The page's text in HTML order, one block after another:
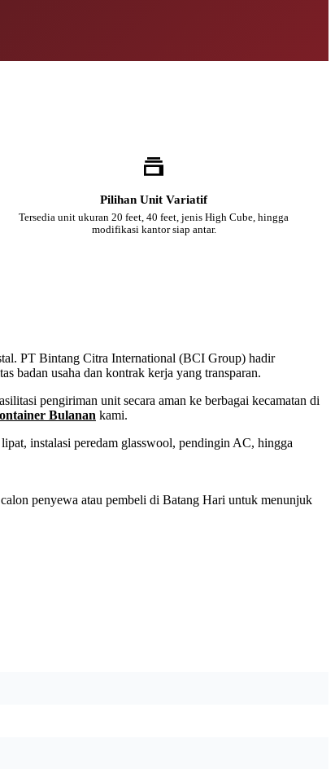
Pilihan Unit Variatif
Tersedia unit ukuran 20 feet, 40 feet, jenis High Cube, hingga
modifikasi kantor siap antar.
PT Bintang Citra International (BCI Group) hadir
badan usaha dan kontrak kerja yang transparan.
pengiriman unit secara aman ke berbagai kecamatan di
Bulanan kami.
instalasi peredam glasswool, pendingin AC, hingga
penyewa atau pembeli di Batang Hari untuk menunjuk